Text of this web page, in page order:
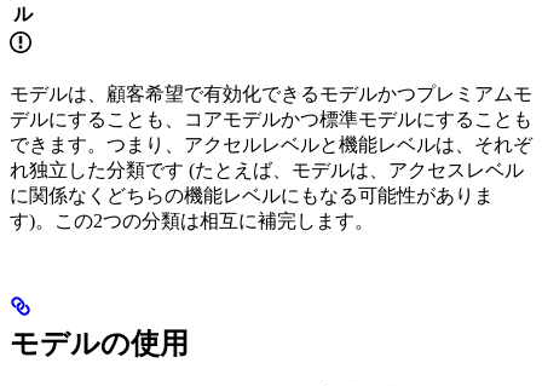
ル
モデルは、顧客希望で有効化できるモデルかつプレミアムモ
デルにすることも、コアモデルかつ標準モデルにすることも
できます。つまり、アクセルレベルと機能レベルは、それぞ
れ独立した分類です (たとえば、モデルは、アクセスレベル
に関係なくどちらの機能レベルにもなる可能性がありま
す)。この2つの分類は相互に補完します。
モデルの使用